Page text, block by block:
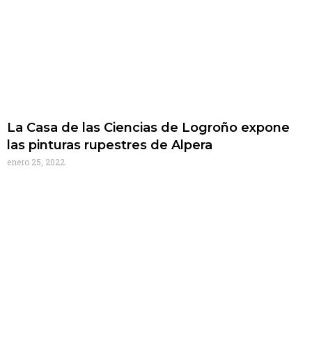
La Casa de las Ciencias de Logroño expone
las pinturas rupestres de Alpera
enero 25, 2022